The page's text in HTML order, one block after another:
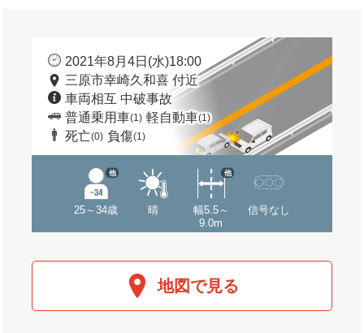
2021年8月4日(水)18:00
三原市幸崎久和喜 付近
車両相互 中破事故
普通乗用車(1) 軽自動車(1)
死亡(0) 負傷(1)
25～34歳
他
晴
幅5.5～
9.0m
他
信号なし
地図で見る